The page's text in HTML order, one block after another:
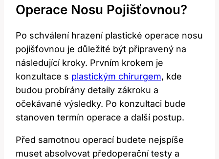
Operace Nosu Pojišťovnou?
Po ⁣schválení hrazení plastické ⁢operace nosu
pojišťovnou je důležité být připravený na
⁣následující kroky. Prvním krokem je
konzultace s ⁤ plastickým chirurgem, kde
budou probírány detaily⁤ zákroku a⁤
očekávané výsledky. Po konzultaci⁤ bude
stanoven termín ⁤operace a ‌další postup.
Před samotnou operací budete ​nejspíše‌
muset absolvovat ​předoperační testy a